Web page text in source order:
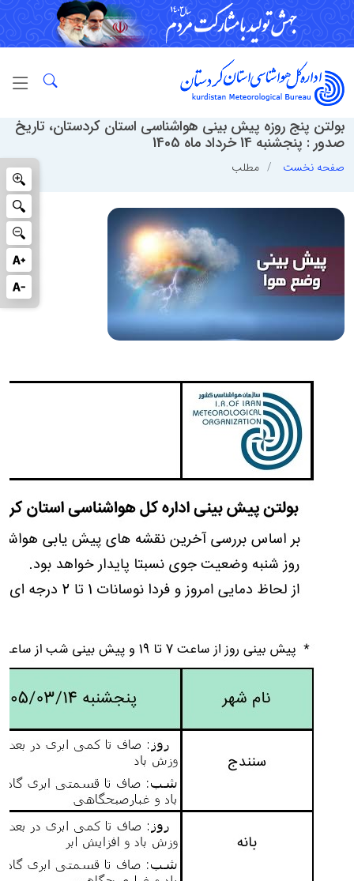
بولتن پنج روزه پیش بینی هواشناسی استان کردستان، تاریخ
صدور : پنجشنبه 14 خرداد ماه 1405
صفحه نخست مطلب